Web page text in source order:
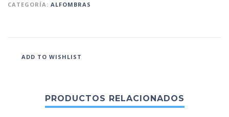
CATEGORÍA: ALFOMBRAS
ADD TO WISHLIST
PRODUCTOS RELACIONADOS